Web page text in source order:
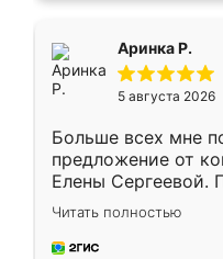
Аринка Р.
5 августа 2026
Больше всех мне
предложение от
Елены Сергеевой.
короткие сроки
для замера
предложил по
Читать полностью